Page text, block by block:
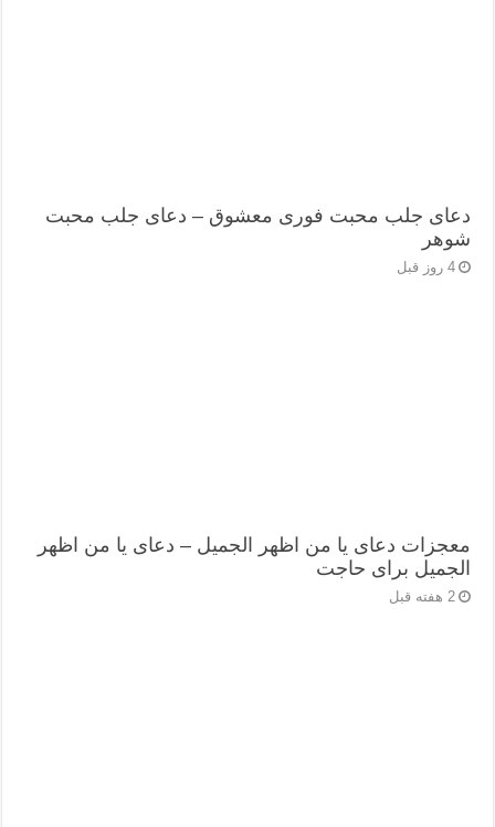
دعای جلب محبت فوری معشوق – دعای جلب محبت
شوهر
4 روز قبل
معجزات دعای یا من اظهر الجمیل – دعای یا من اظهر
الجمیل برای حاجت
2 هفته قبل